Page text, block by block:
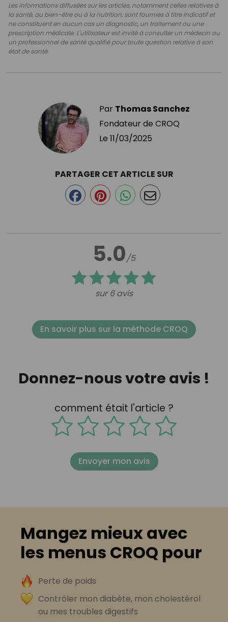
Les informations diffusées sur les articles, notamment celles relatives à
la santé, au bien-être ou à la nutrition, sont fournies à titre indicatif et
ne constituent en aucun cas un diagnostic, un traitement ou une
prescription médicale. L'utilisateur est invité à consulter un médecin ou
un professionnel de santé qualifié pour toute question relative à son
état de santé.
Par Thomas Sanchez
Fondateur de CROQ
Le 11/03/2025
5.0/5
sur 6 avis
PARTAGER CET ARTICLE SUR
En savoir plus sur la méthode CROQ
Donnez-nous votre avis !
comment était l'article ?
Envoyer mon avis
Mangez mieux avec
les menus CROQ pour
Perte de poids
Contrôler mon diabète, mon cholestérol
ou mes troubles digestifs